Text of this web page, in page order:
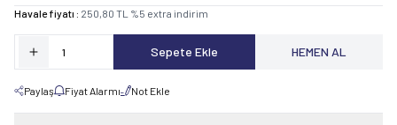
Havale fiyatı : 250,80 TL %5 extra indirim
Sepete Ekle HEMEN AL
Paylaş Fiyat Alarmı Not Ekle